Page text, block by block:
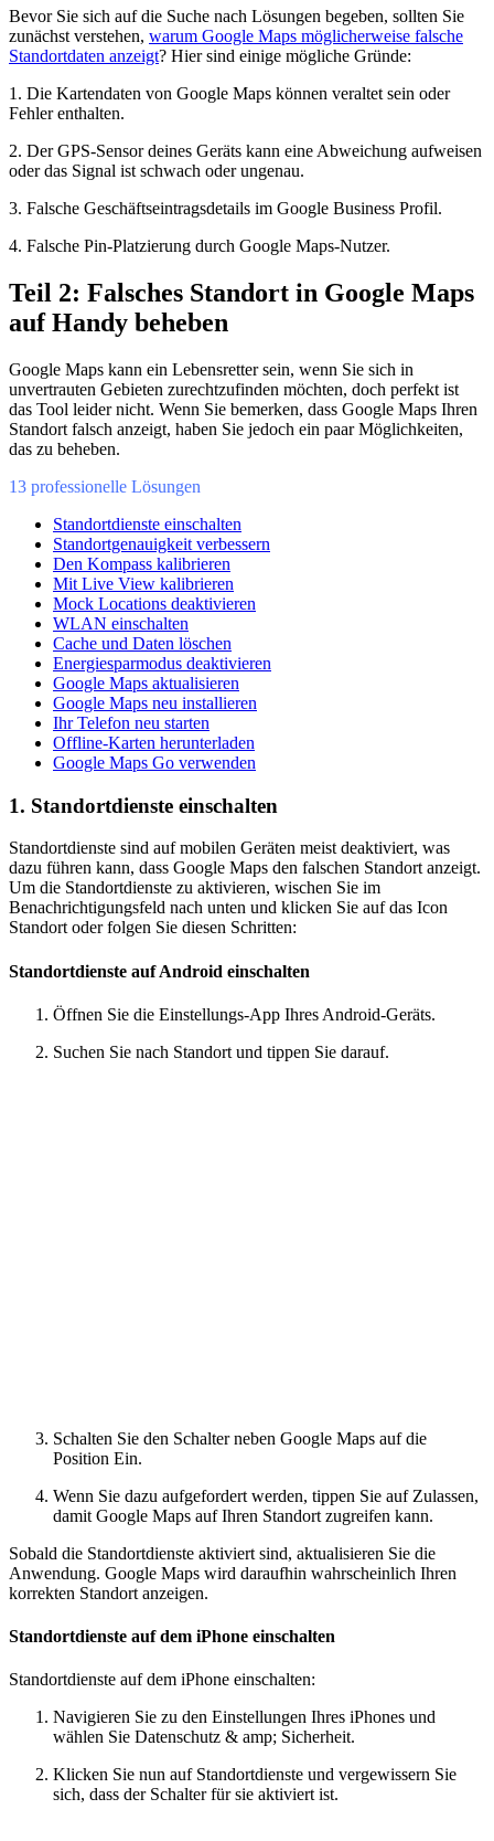
Bevor Sie sich auf die Suche nach Lösungen begeben, sollten Sie
zunächst verstehen, warum Google Maps möglicherweise falsche
Standortdaten anzeigt? Hier sind einige mögliche Gründe:
1. Die Kartendaten von Google Maps können veraltet sein oder
Fehler enthalten.
2. Der GPS-Sensor deines Geräts kann eine Abweichung aufweisen
oder das Signal ist schwach oder ungenau.
3. Falsche Geschäftseintragsdetails im Google Business Profil.
4. Falsche Pin-Platzierung durch Google Maps-Nutzer.
Teil 2: Falsches Standort in Google Maps
auf Handy beheben
Google Maps kann ein Lebensretter sein, wenn Sie sich in
unvertrauten Gebieten zurechtzufinden möchten, doch perfekt ist
das Tool leider nicht. Wenn Sie bemerken, dass Google Maps Ihren
Standort falsch anzeigt, haben Sie jedoch ein paar Möglichkeiten,
das zu beheben.
13 professionelle Lösungen
Standortdienste einschalten
Standortgenauigkeit verbessern
Den Kompass kalibrieren
Mit Live View kalibrieren
Mock Locations deaktivieren
WLAN einschalten
Cache und Daten löschen
Energiesparmodus deaktivieren
Google Maps aktualisieren
Google Maps neu installieren
Ihr Telefon neu starten
Offline-Karten herunterladen
Google Maps Go verwenden
1. Standortdienste einschalten
Standortdienste sind auf mobilen Geräten meist deaktiviert, was
dazu führen kann, dass Google Maps den falschen Standort anzeigt.
Um die Standortdienste zu aktivieren, wischen Sie im
Benachrichtigungsfeld nach unten und klicken Sie auf das Icon
Standort oder folgen Sie diesen Schritten:
Standortdienste auf Android einschalten
Öffnen Sie die Einstellungs-App Ihres Android-Geräts.
Suchen Sie nach Standort und tippen Sie darauf.
Schalten Sie den Schalter neben Google Maps auf die
Position Ein.
Wenn Sie dazu aufgefordert werden, tippen Sie auf Zulassen,
damit Google Maps auf Ihren Standort zugreifen kann.
Sobald die Standortdienste aktiviert sind, aktualisieren Sie die
Anwendung. Google Maps wird daraufhin wahrscheinlich Ihren
korrekten Standort anzeigen.
Standortdienste auf dem iPhone einschalten
Standortdienste auf dem iPhone einschalten:
Navigieren Sie zu den Einstellungen Ihres iPhones und
wählen Sie Datenschutz & amp; Sicherheit.
Klicken Sie nun auf Standortdienste und vergewissern Sie
sich, dass der Schalter für sie aktiviert ist.